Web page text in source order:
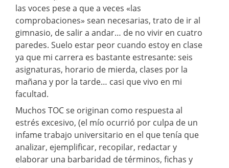
las voces pese a que a veces «las
comprobaciones» sean necesarias, trato de ir al
gimnasio, de salir a andar… de no vivir en cuatro
paredes. Suelo estar peor cuando estoy en clase
ya que mi carrera es bastante estresante: seis
asignaturas, horario de mierda, clases por la
mañana y por la tarde… casi que vivo en mi
facultad.
Muchos TOC se originan como respuesta al
estrés excesivo, (el mío ocurrió por culpa de un
infame trabajo universitario en el que tenía que
analizar, ejemplificar, recopilar, redactar y
elaborar una barbaridad de términos, fichas y